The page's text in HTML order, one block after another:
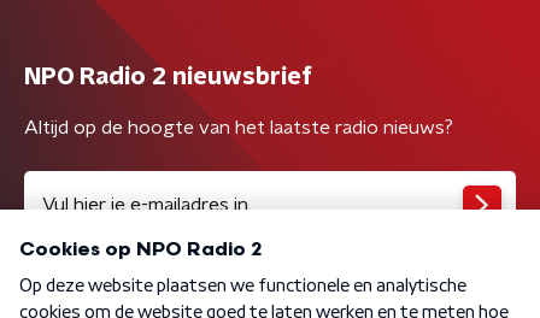
NPO Radio 2 nieuwsbrief
Altijd op de hoogte van het laatste radio nieuws?